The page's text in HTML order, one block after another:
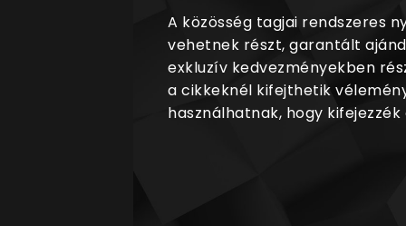
A közösség tagjai rendszeres
vehetnek részt, garantált
exkluzív kedvezményekben
a cikkeknél kifejthetik
használhatnak, hogy